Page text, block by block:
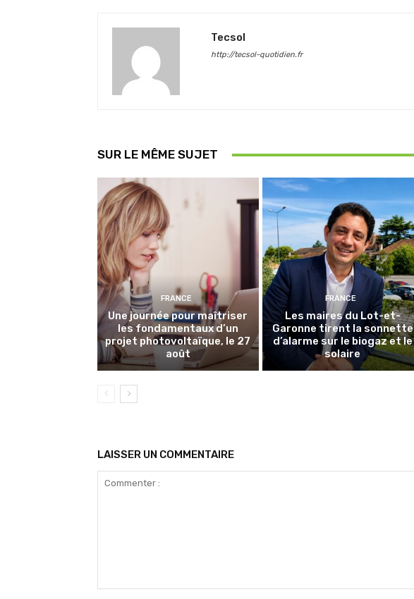
Tecsol
http://tecsol-quotidien.fr
SUR LE MÊME SUJET
FRANCE
Une journée pour maîtriser
les fondamentaux d’un
projet photovoltaïque, le 27
août
FRANCE
Les maires du Lot-et-
Garonne tirent la sonnette
d’alarme sur le biogaz et le
solaire
LAISSER UN COMMENTAIRE